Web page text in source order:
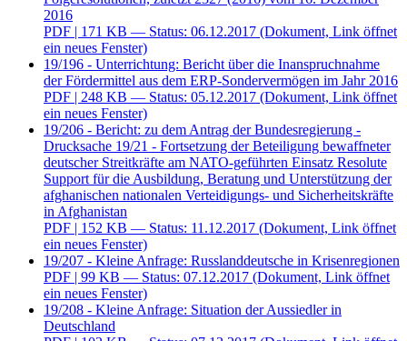
2016
PDF | 171 KB — Status: 06.12.2017 (Dokument, Link öffnet
ein neues Fenster)
19/196 - Unterrichtung: Bericht über die Inanspruchnahme
der Fördermittel aus dem ERP-Sondervermögen im Jahr 2016
PDF | 248 KB — Status: 05.12.2017 (Dokument, Link öffnet
ein neues Fenster)
19/206 - Bericht: zu dem Antrag der Bundesregierung -
Drucksache 19/21 - Fortsetzung der Beteiligung bewaffneter
deutscher Streitkräfte am NATO-geführten Einsatz Resolute
Support für die Ausbildung, Beratung und Unterstützung der
afghanischen nationalen Verteidigungs- und Sicherheitskräfte
in Afghanistan
PDF | 152 KB — Status: 11.12.2017 (Dokument, Link öffnet
ein neues Fenster)
19/207 - Kleine Anfrage: Russlanddeutsche in Krisenregionen
PDF | 99 KB — Status: 07.12.2017 (Dokument, Link öffnet
ein neues Fenster)
19/208 - Kleine Anfrage: Situation der Aussiedler in
Deutschland